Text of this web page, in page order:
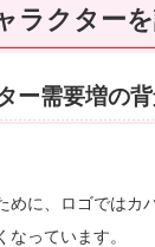
ラクター
ー需要増の
めに、ロゴではカ
っています。